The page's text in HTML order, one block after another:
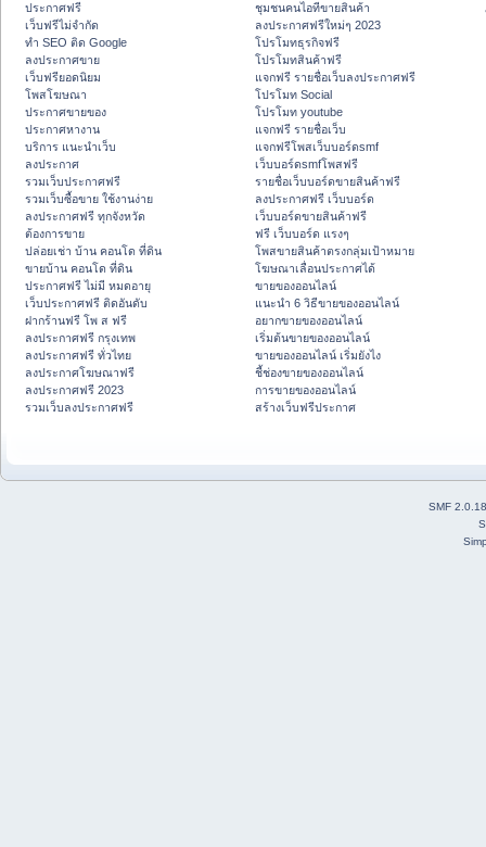
ประกาศฟรี
เว็บฟรีไม่จำกัด
ทำ SEO ติด Google
ลงประกาศขาย
เว็บฟรียอดนิยม
โพสโฆษณา
ประกาศขายของ
ประกาศหางาน
บริการ แนะนำเว็บ
ลงประกาศ
รวมเว็บประกาศฟรี
รวมเว็บซื้อขาย ใช้งานง่าย
ลงประกาศฟรี ทุกจังหวัด
ต้องการขาย
ปล่อยเช่า บ้าน คอนโด ที่ดิน
ขายบ้าน คอนโด ที่ดิน
ประกาศฟรี ไม่มี หมดอายุ
เว็บประกาศฟรี ติดอันดับ
ฝากร้านฟรี โพ ส ฟรี
ลงประกาศฟรี กรุงเทพ
ลงประกาศฟรี ทั่วไทย
ลงประกาศโฆษณาฟรี
ลงประกาศฟรี 2023
รวมเว็บลงประกาศฟรี
ชุมชนคนไอทีขายสินค้า
ลงประกาศฟรีใหม่ๆ 2023
โปรโมทธุรกิจฟรี
โปรโมทสินค้าฟรี
แจกฟรี รายชื่อเว็บลงประกาศฟรี
โปรโมท Social
โปรโมท youtube
แจกฟรี รายชื่อเว็บ
แจกฟรีโพสเว็บบอร์ดsmf
เว็บบอร์ดsmfโพสฟรี
รายชื่อเว็บบอร์ดขายสินค้าฟรี
ลงประกาศฟรี เว็บบอร์ด
เว็บบอร์ดขายสินค้าฟรี
ฟรี เว็บบอร์ด แรงๆ
โพสขายสินค้าตรงกลุ่มเป้าหมาย
โฆษณาเลื่อนประกาศได้
ขายของออนไลน์
แนะนำ 6 วิธีขายของออนไลน์
อยากขายของออนไลน์
เริ่มต้นขายของออนไลน์
ขายของออนไลน์ เริ่มยังไง
ชี้ช่องขายของออนไลน์
การขายของออนไลน์
สร้างเว็บฟรีประกาศ
SMF 2.0.18